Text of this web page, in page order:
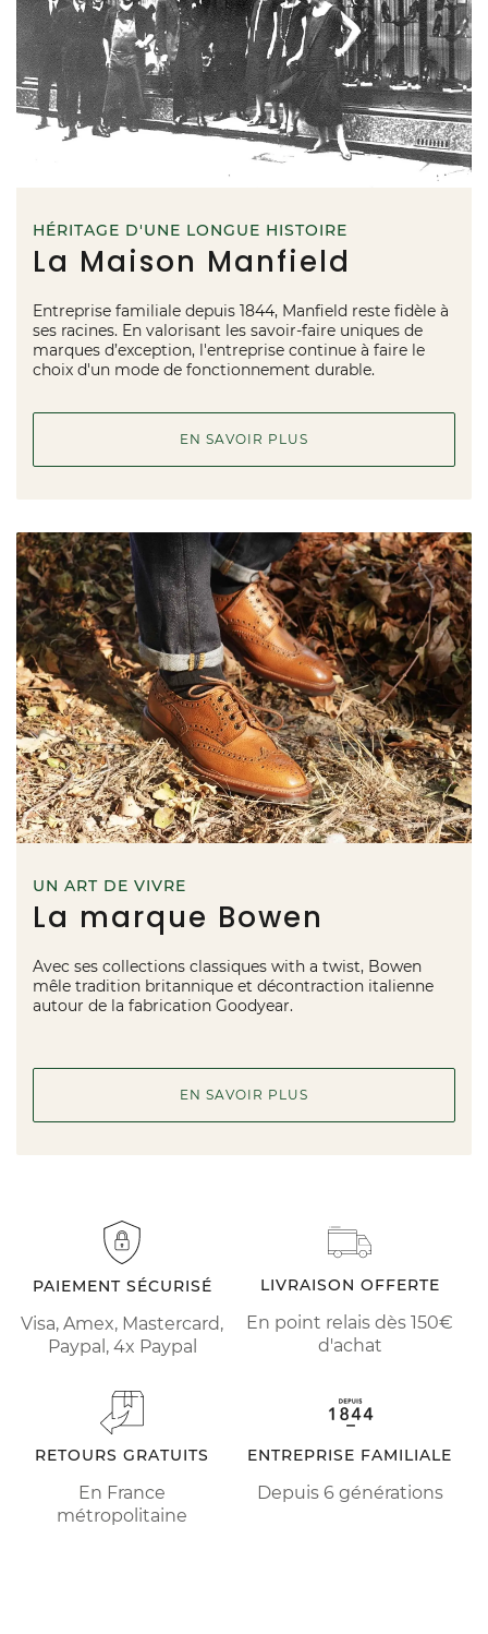
HÉRITAGE D'UNE LONGUE HISTOIRE
La Maison Manfield
Entreprise familiale depuis 1844, Manfield reste fidèle à
ses racines. En valorisant les savoir-faire uniques de
marques d’exception, l'entreprise continue à faire le
choix d'un mode de fonctionnement durable.
EN SAVOIR PLUS
UN ART DE VIVRE
La marque Bowen
Avec ses collections classiques with a twist, Bowen
mêle tradition britannique et décontraction italienne
autour de la fabrication Goodyear.
EN SAVOIR PLUS
PAIEMENT SÉCURISÉ
Visa, Amex, Mastercard,
Paypal, 4x Paypal
LIVRAISON OFFERTE
En point relais dès 150€
d'achat
RETOURS GRATUITS
En France
métropolitaine
ENTREPRISE FAMILIALE
Depuis 6 générations